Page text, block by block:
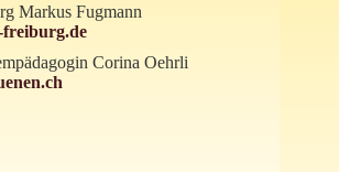
Markus Fugmann
freiburg.de
Corina Oehrli